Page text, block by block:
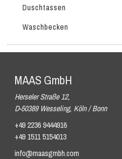
Duschtassen
Waschbecken
MAAS GmbH
Herseler Straße 12,
D-50389 Wesseling, Köln / Bonn
+49 2236 9444916
+49 1511 5154013
info@maasgmbh.com